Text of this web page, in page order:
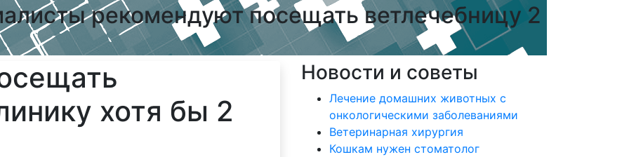
рекомендуют посещать ветлечебницу 2
хотя бы 2
Новости и советы
Лечение домашних животных с
онкологическими заболеваниями
Ветеринарная хирургия
Кошкам нужен стоматолог